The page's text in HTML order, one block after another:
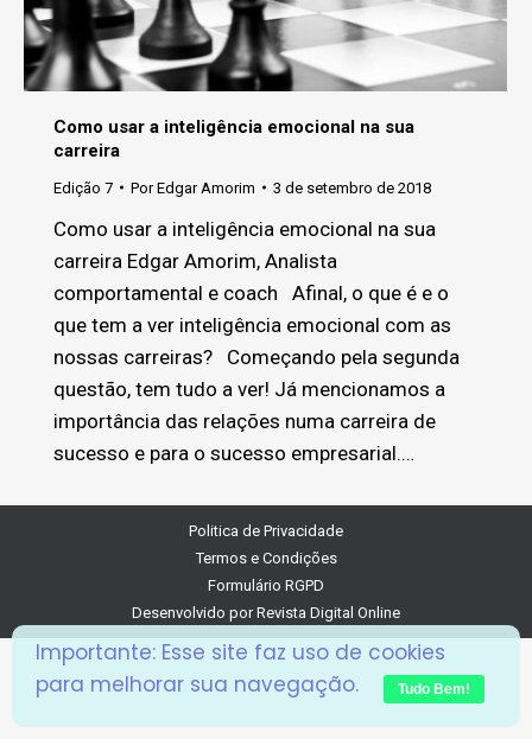
Como usar a inteligência emocional na sua
carreira
Edição 7 PorEdgar Amorim 3 de setembro de 2018
Como usar a inteligência emocional na sua
carreira Edgar Amorim, Analista
comportamental e coach Afinal, o que é e o
que tem a ver inteligência emocional com as
nossas carreiras? Começando pela segunda
questão, tem tudo a ver! Já mencionamos a
importância das relações numa carreira de
sucesso e para o sucesso empresarial.…
Politica de Privacidade
Termos e Condições
Formulário RGPD
Desenvolvido porRevista Digital Online
Importante: Esse site faz uso de cookies
para melhorar sua navegação.
Tudo Bem!